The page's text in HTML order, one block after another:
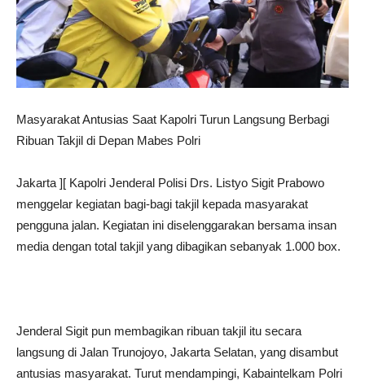
Masyarakat Antusias Saat Kapolri Turun Langsung Berbagi
Ribuan Takjil di Depan Mabes Polri
Jakarta ][ Kapolri Jenderal Polisi Drs. Listyo Sigit Prabowo
menggelar kegiatan bagi-bagi takjil kepada masyarakat
pengguna jalan. Kegiatan ini diselenggarakan bersama insan
media dengan total takjil yang dibagikan sebanyak 1.000 box.
Jenderal Sigit pun membagikan ribuan takjil itu secara
langsung di Jalan Trunojoyo, Jakarta Selatan, yang disambut
antusias masyarakat. Turut mendampingi, Kabaintelkam Polri